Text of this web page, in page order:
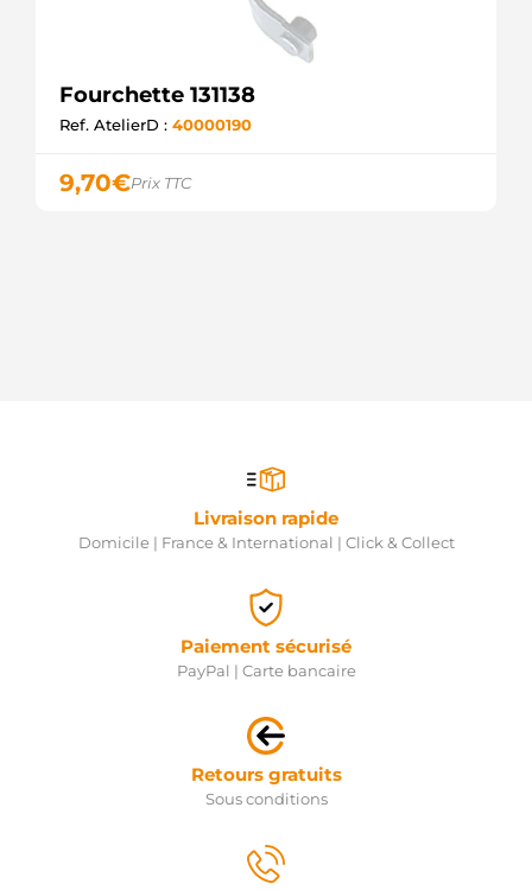
Fourchette 131138
Ref. AtelierD : 40000190
9,70€Prix TTC
Livraison rapide
Domicile | France & International | Click & Collect
Paiement sécurisé
PayPal | Carte bancaire
Retours gratuits
Sous conditions